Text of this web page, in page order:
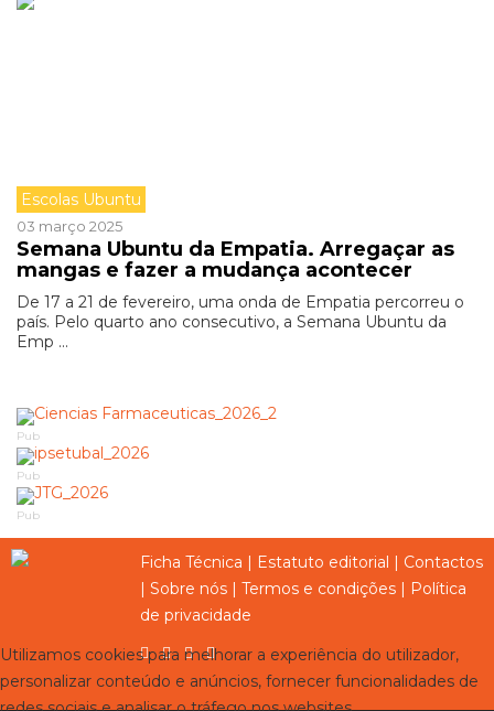
Escolas Ubuntu
03 março 2025
Semana Ubuntu da Empatia. Arregaçar as
mangas e fazer a mudança acontecer
De 17 a 21 de fevereiro, uma onda de Empatia percorreu o
país. Pelo quarto ano consecutivo, a Semana Ubuntu da
Emp ...
Pub
Pub
Pub
Ficha Técnica | Estatuto editorial | Contactos
| Sobre nós | Termos e condições | Política
de privacidade
Utilizamos cookies para melhorar a experiência do utilizador,
personalizar conteúdo e anúncios, fornecer funcionalidades de